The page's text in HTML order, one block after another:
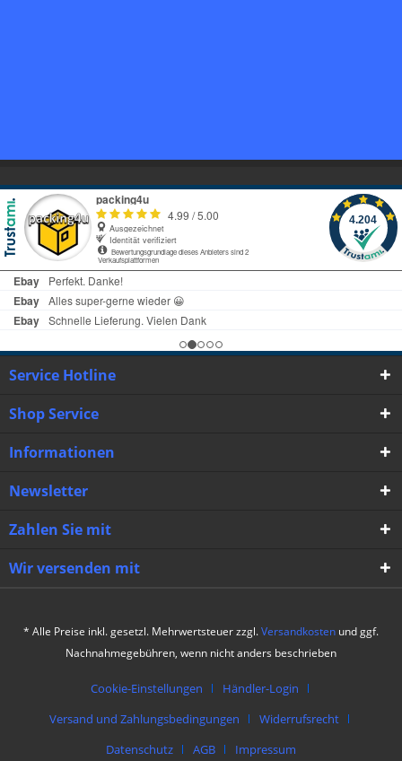
Service Hotline
Shop Service
Informationen
Newsletter
Zahlen Sie mit
Wir versenden mit
* Alle Preise inkl. gesetzl. Mehrwertsteuer zzgl.Versandkosten und ggf.
Nachnahmegebühren, wenn nicht anders beschrieben
Cookie-Einstellungen
Händler-Login
Versand und Zahlungsbedingungen
Widerrufsrecht
Datenschutz
AGB Impressum